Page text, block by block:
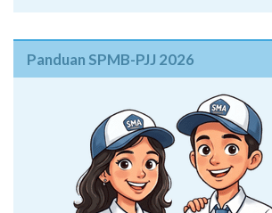
Panduan SPMB-PJJ 2026